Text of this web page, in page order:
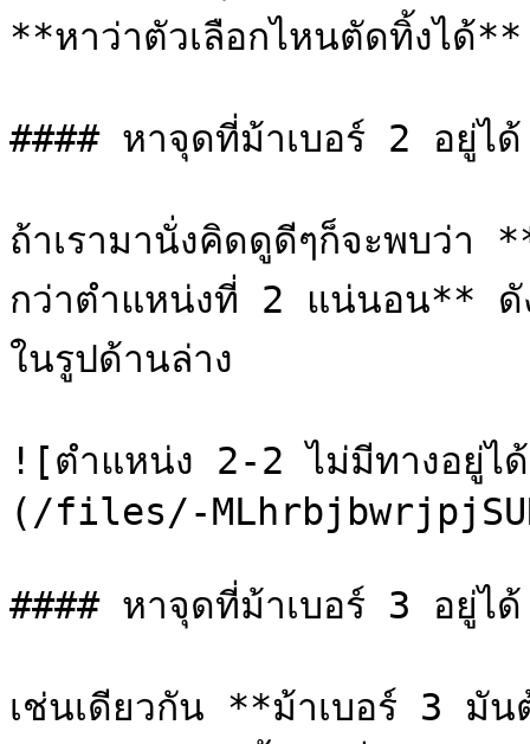
**หาว่าตัวเลือกไหนตัดทิ้งได้**
#### หาจุดที่ม้าเบอร์ 2 อยู่ได้
ถ้าเรามานั่งคิดดูดีๆก็จะพบว่า
กว่าตำแหน่งที่ 2 แน่นอน** ดั
ในรูปด้านล่าง
![ตำแหน่ง 2-2 ไม่มีทางอยู่ไ
(/files/-
#### หาจุดที่ม้าเบอร์ 3 อยู่ได้
เช่นเดียวกัน **ม้าเบอร์ 3 มัน